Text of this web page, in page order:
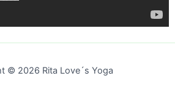
© 2026 Rita Love´s Yoga